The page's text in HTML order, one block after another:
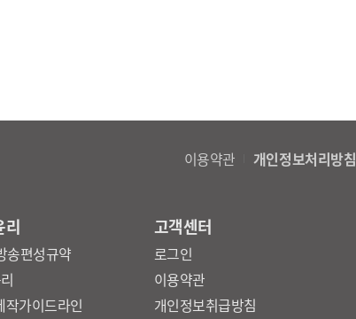
이용약관 개인정보처리방침
리
송편성규약
작가이드라인
고객센터
로그인
이용약관
개인정보취급방침